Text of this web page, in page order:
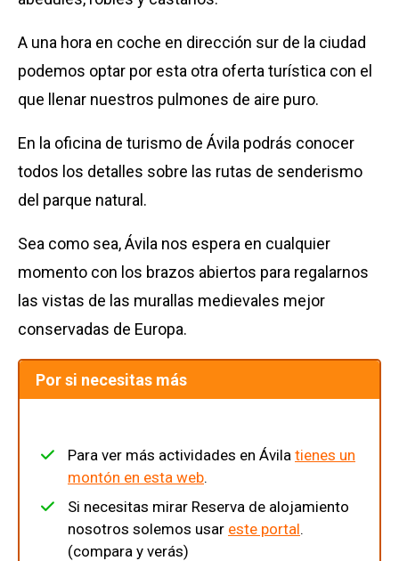
A una hora en coche en dirección sur de la ciudad
podemos optar por esta otra oferta turística con el
que llenar nuestros pulmones de aire puro.
En la oficina de turismo de Ávila podrás conocer
todos los detalles sobre las rutas de senderismo
del parque natural.
Sea como sea, Ávila nos espera en cualquier
momento con los brazos abiertos para regalarnos
las vistas de las murallas medievales mejor
conservadas de Europa.
Por si necesitas más
Para ver más actividades en Ávila tienes un
montón en esta web.
Si necesitas mirar Reserva de alojamiento
nosotros solemos usar este portal.
(compara y verás)